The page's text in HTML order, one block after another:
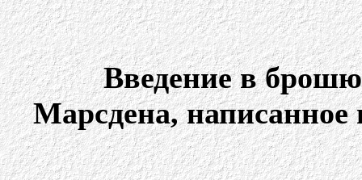
Введение в
Марсдена, написанное